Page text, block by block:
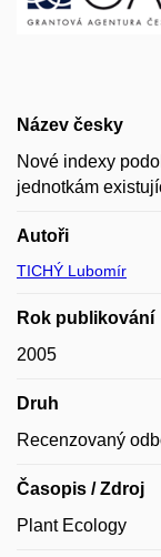
Název česky
Nové indexy
jednotkám
Autoři
TICHÝ Lubomír
Rok publikování
2005
Druh
Recenzovaný
Časopis / Zdroj
Plant Ecology